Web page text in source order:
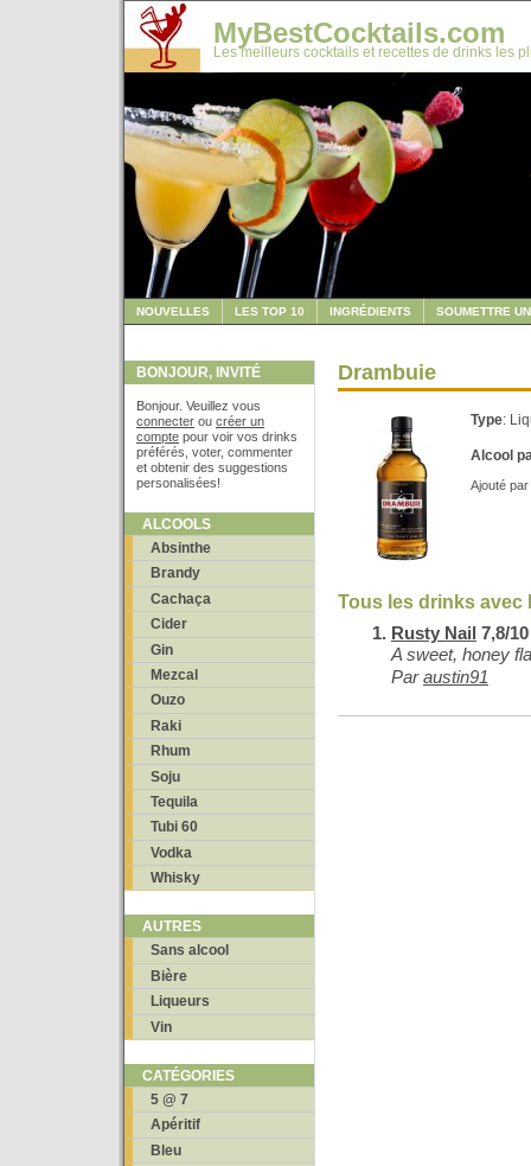
MyBestCocktails.com
Les meilleurs cocktails et recettes de drinks les
NOUVELLES LES TOP 10 INGRÉDIENTS SOUMETTRE
BONJOUR, INVITÉ
Bonjour. Veuillez vous
connecter ou créer un
compte pour voir vos drinks
préférés, voter, commenter
et obtenir des suggestions
personalisées!
ALCOOLS
Absinthe
Brandy
Cachaça
Cider
Gin
Mezcal
Ouzo
Raki
Rhum
Soju
Tequila
Tubi 60
Vodka
Whisky
AUTRES
Sans alcool
Bière
Liqueurs
Vin
CATÉGORIES
5 @ 7
Apéritif
Bleu
Drambuie
Type:
Alcool
Ajouté par
Tous les drinks avec
Rusty Nail 7,8/10
A sweet, honey
Paraustin91